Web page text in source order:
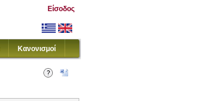
Είσοδος
Κανονισμοί